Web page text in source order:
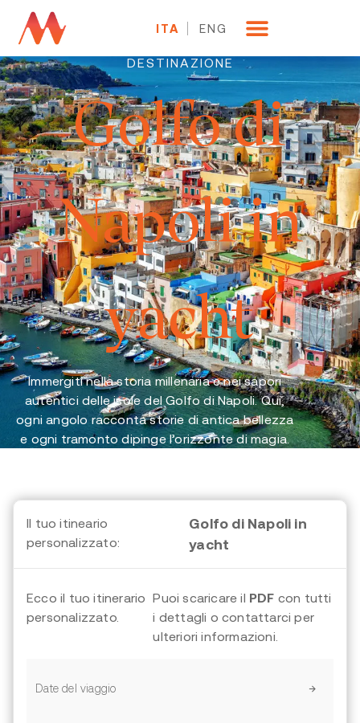
ITA ENG
DESTINAZIONE
Golfo di
Napoli in
yacht
Immergiti nella storia millenaria e nei sapori
autentici delle isole del Golfo di Napoli. Qui,
ogni angolo racconta storie di antica bellezza
e ogni tramonto dipinge l’orizzonte di magia.
Il tuo itineario
personalizzato:
Golfo di Napoli in
yacht
Ecco il tuo itinerario
personalizzato.
Puoi scaricare il PDF con tutti
i dettagli o contattarci per
ulteriori informazioni.
Date del viaggio →